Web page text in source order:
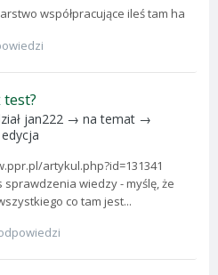
współpracujące ileś tam ha
jan222 → na temat →
artykul.php?id=131341
wiedzy - myślę, że
co tam jest...